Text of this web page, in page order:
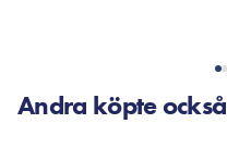
Andra köpte också